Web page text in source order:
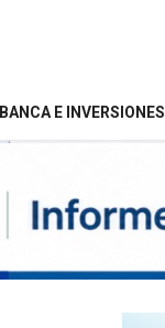
BANCA E INVERSIONES